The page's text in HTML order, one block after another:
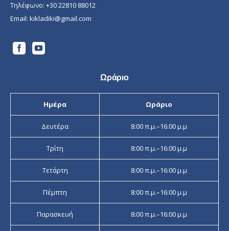
Τηλέφωνο: +30 22810 88012
Email: kikladiki@gmail.com
Ωράριο
Ημέρα Ωράριο
Δευτέρα 8:00 π.μ.–16:00 μ.μ
Τρίτη 8:00 π.μ.–16:00 μ.μ
Τετάρτη 8:00 π.μ.–16:00 μ.μ
Πέμπτη 8:00 π.μ.–16:00 μ.μ
Παρασκευή 8:00 π.μ.–16:00 μ.μ